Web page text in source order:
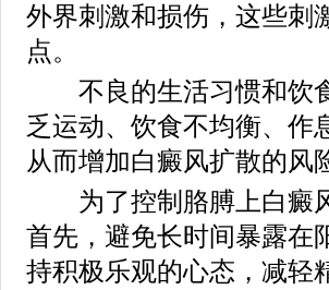
外界刺激和损伤，这些刺
点。
不良的生活习惯和饮食
乏运动、饮食不均衡、作
从而增加白癜风扩散的风
为了控制胳膊上白癜风
首先，避免长时间暴露在
持积极乐观的心态，减轻